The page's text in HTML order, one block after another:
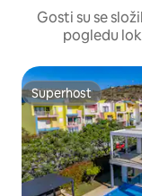
Gosti su se
pogledu
Superhost
Superhost